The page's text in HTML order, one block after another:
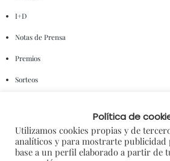
I+D
Notas de Prensa
Premios
Sorteos
AMIGOS DE PROTOS BRINDIS SOLIDARIO
Política de
Utilizamos cookies propias y de
analíticos y para mostrarte publicidad
base a un perfil elaborado a partir de